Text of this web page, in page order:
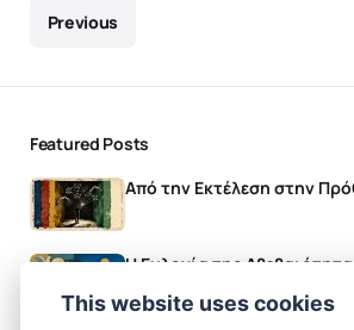
Previous
Featured Posts
Από την Εκτέλεση στην
Η Ευλογία της
This website uses cookies